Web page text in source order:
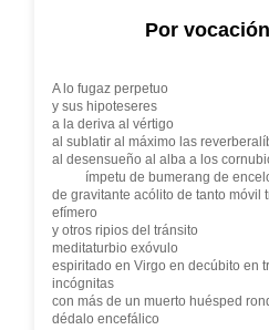
Por
A lo fugaz perpetuo
y sus hipoteseres
a la deriva al vértigo
al sublatir al máximo las
al desensueño al alba a los
ímpetu de bumerang de
de gravitante acólito de tanto móvil
efímero
y otros ripios del tránsito
meditaturbio exóvulo
espiritado en Virgo en decúbito en
incógnitas
con más de un muerto huésped
dédalo encefálico